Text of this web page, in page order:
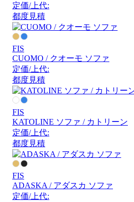
定価/上代:
都度見積
FIS
CUOMO / クオーモ ソファ
定価/上代:
都度見積
FIS
KATOLINE ソファ / カトリーン
定価/上代:
都度見積
FIS
ADASKA / アダスカ ソファ
定価/上代: